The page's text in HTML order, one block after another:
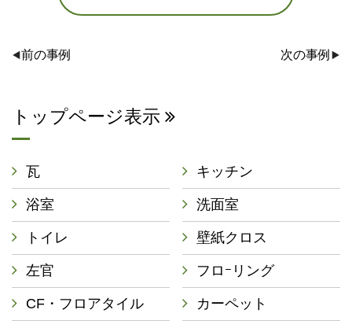
トップページ表示
瓦 キッチン
浴室 洗面室
トイレ 壁紙クロス
左官 フロｰリング
CF・フロアタイル カーペット
前の事例 次の事例